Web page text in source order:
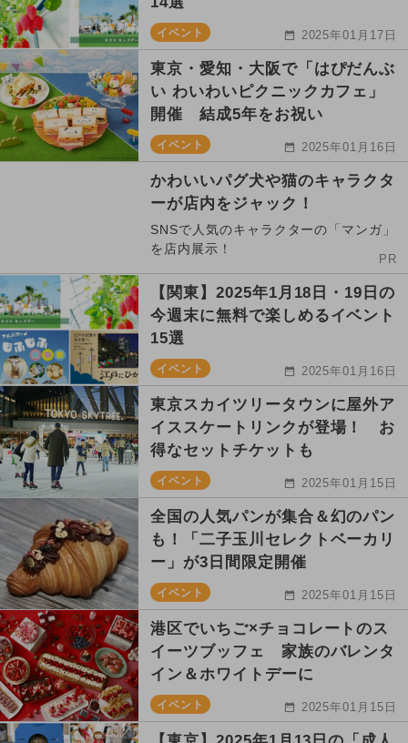
イベント 2025年01月17日
東京・愛知・大阪で「はぴだんぶ
い わいわいピクニックカフェ」
開催 結成5年をお祝い
イベント 2025年01月16日
かわいいパグ犬や猫のキャラクタ
ーが店内をジャック！
SNSで人気のキャラクターの「マンガ」
を店内展示！
PR
【関東】2025年1月18日・19日の
今週末に無料で楽しめるイベント
15選
イベント 2025年01月16日
東京スカイツリータウンに屋外ア
イススケートリンクが登場！ お
得なセットチケットも
イベント 2025年01月15日
全国の人気パンが集合＆幻のパン
も！「二子玉川セレクトベーカリ
ー」が3日間限定開催
イベント 2025年01月15日
港区でいちご×チョコレートのス
イーツブッフェ 家族のバレンタ
イン＆ホワイトデーに
イベント 2025年01月15日